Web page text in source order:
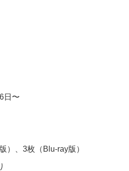
日〜
）、3枚（Blu-ray版）